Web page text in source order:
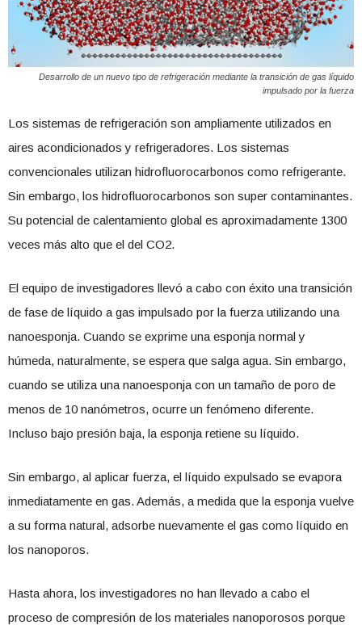
Desarrollo de un nuevo tipo de refrigeración mediante la transición de gas líquido
impulsado por la fuerza
Los sistemas de refrigeración son ampliamente utilizados en
aires acondicionados y refrigeradores. Los sistemas
convencionales utilizan hidrofluorocarbonos como refrigerante.
Sin embargo, los hidrofluorocarbonos son super contaminantes.
Su potencial de calentamiento global es aproximadamente 1300
veces más alto que el del CO2.
El equipo de investigadores llevó a cabo con éxito una transición
de fase de líquido a gas impulsado por la fuerza utilizando una
nanoesponja. Cuando se exprime una esponja normal y
húmeda, naturalmente, se espera que salga agua. Sin embargo,
cuando se utiliza una nanoesponja con un tamaño de poro de
menos de 10 nanómetros, ocurre un fenómeno diferente.
Incluso bajo presión baja, la esponja retiene su líquido.
Sin embargo, al aplicar fuerza, el líquido expulsado se evapora
inmediatamente en gas. Además, a medida que la esponja vuelve
a su forma natural, adsorbe nuevamente el gas como líquido en
los nanoporos.
Hasta ahora, los investigadores no han llevado a cabo el
proceso de compresión de los materiales nanoporosos porque